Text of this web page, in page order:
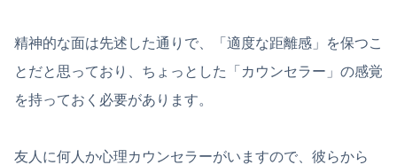
精神的な面は先述した通りで、「適度な距離感」を保つこ
とだと思っており、ちょっとした「カウンセラー」の感覚
を持っておく必要があります。
友人に何人か心理カウンセラーがいますので、彼らから